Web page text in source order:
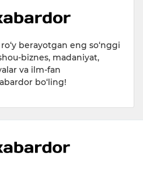
berayotgan eng so‘nggi
biznes, madaniyat,
va ilm-fan
bo‘ling!